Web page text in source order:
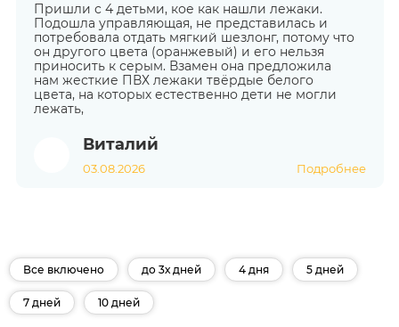
Пришли с 4 детьми, кое как нашли лежаки.
Подошла управляющая, не представилась и
потребовала отдать мягкий шезлонг, потому что
он другого цвета (оранжевый) и его нельзя
приносить к серым. Взамен она предложила
нам жесткие ПВХ лежаки твёрдые белого
цвета, на которых естественно дети не могли
лежать,
Виталий
03.08.2026 Подробнее
Все включено до 3х дней 4 дня 5 дней
7 дней 10 дней